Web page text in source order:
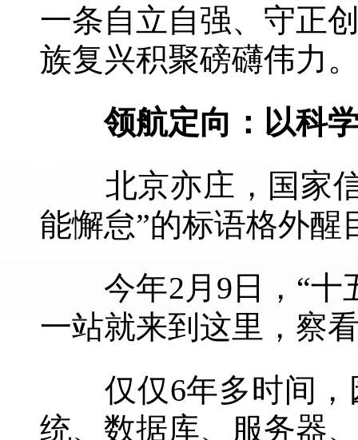
一条自立自强、守正
族复兴积聚磅礴伟力
领航定向：以科学
北京亦庄，国家信
能懈怠”的标语格外醒
今年2月9日，“十
一站就来到这里，察
仅仅6年多时间，
统、数据库、服务器